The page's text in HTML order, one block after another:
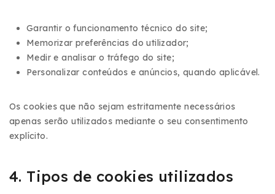
Garantir o funcionamento técnico do site;
Memorizar preferências do utilizador;
Medir e analisar o tráfego do site;
Personalizar conteúdos e anúncios, quando aplicável.
Os cookies que não sejam estritamente necessários
apenas serão utilizados mediante o seu consentimento
explícito.
4. Tipos de cookies utilizados